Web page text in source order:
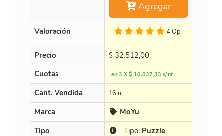
Agregar
Valoración 4 Op.
Precio $ 32.512,00
Cuotas
en 3 X $ 10.837,33 s/int
Cant. Vendida 16 u.
Marca MoYu
Tipo
Tipo: Puzzle